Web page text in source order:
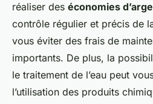
réaliser des économies
contrôle régulier et précis de
vous éviter des frais de
importants. De plus, la
le traitement de l’eau peut
l’utilisation des produits